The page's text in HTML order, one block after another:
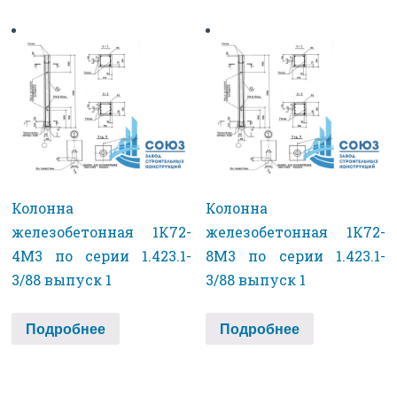
Колонна
железобетонная 1К72-
4М3 по серии 1.423.1-
3/88 выпуск 1
Подробнее
Колонна
железобетонная 1К72-
8М3 по серии 1.423.1-
3/88 выпуск 1
Подробнее